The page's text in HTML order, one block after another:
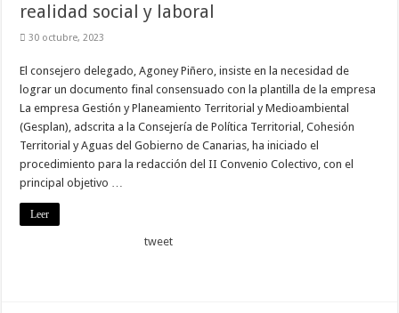
realidad social y laboral
30 octubre, 2023
El consejero delegado, Agoney Piñero, insiste en la necesidad de
lograr un documento final consensuado con la plantilla de la empresa
La empresa Gestión y Planeamiento Territorial y Medioambiental
(Gesplan), adscrita a la Consejería de Política Territorial, Cohesión
Territorial y Aguas del Gobierno de Canarias, ha iniciado el
procedimiento para la redacción del II Convenio Colectivo, con el
principal objetivo …
Leer
tweet